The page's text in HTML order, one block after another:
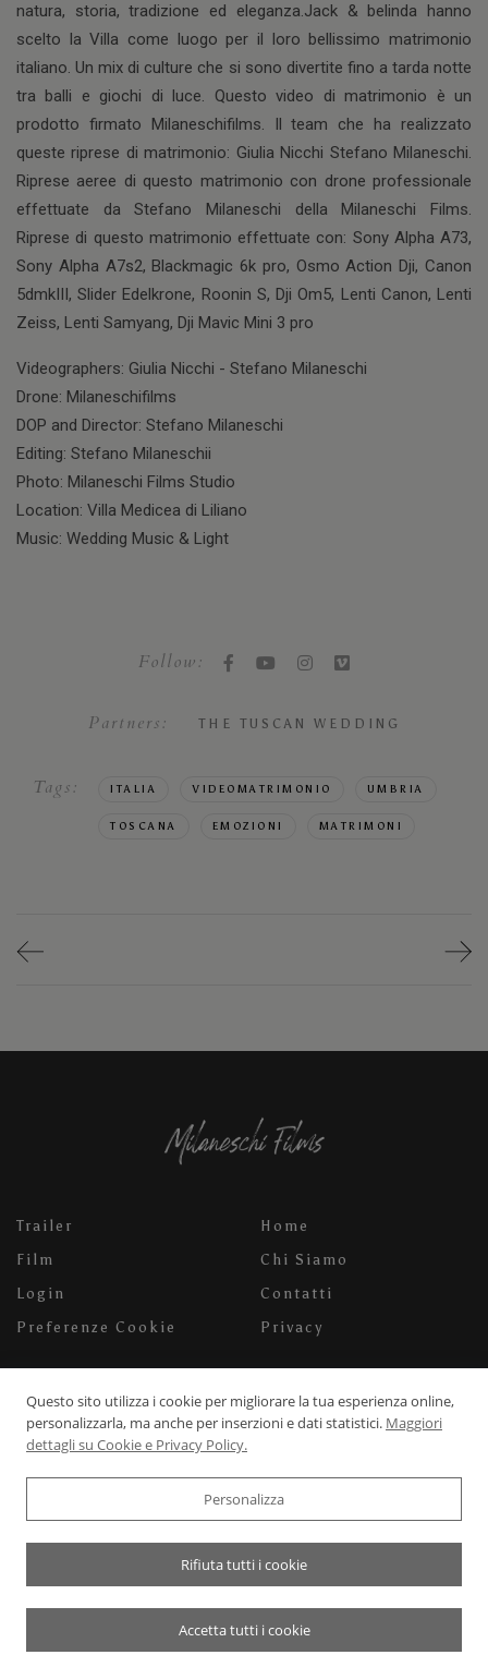
natura, storia, tradizione ed eleganza.Jack & belinda hanno
scelto la Villa come luogo per il loro bellissimo matrimonio
italiano. Un mix di culture che si sono divertite fino a tarda notte
tra balli e giochi di luce. Questo video di matrimonio è un
prodotto firmato Milaneschifilms. Il team che ha realizzato
queste riprese di matrimonio: Giulia Nicchi Stefano Milaneschi.
Riprese aeree di questo matrimonio con drone professionale
effettuate da Stefano Milaneschi della Milaneschi Films.
Riprese di questo matrimonio effettuate con: Sony Alpha A73,
Sony Alpha A7s2, Blackmagic 6k pro, Osmo Action Dji, Canon
5dmkIII, Slider Edelkrone, Roonin S, Dji Om5, Lenti Canon, Lenti
Zeiss, Lenti Samyang, Dji Mavic Mini 3 pro
Videographers: Giulia Nicchi - Stefano Milaneschi
Drone: Milaneschifilms
DOP and Director: Stefano Milaneschi
Editing: Stefano Milaneschii
Photo: Milaneschi Films Studio
Location: Villa Medicea di Liliano
Music: Wedding Music & Light
Follow:
Partners: THE TUSCAN WEDDING
Tags: ITALIA VIDEOMATRIMONIO UMBRIA
TOSCANA EMOZIONI MATRIMONI
Trailer
Film
Login
Preferenze Cookie
Home
Chi Siamo
Contatti
Privacy
Via Carlo Pisacane, 49/a
52100 Arezzo
© 2022-2026 Milaneschi Films Cinema - P.Iva: 04464170234
Powered byWebDesignProduction
Questo sito utilizza i cookie per migliorare la tua esperienza online,
personalizzarla, ma anche per inserzioni e dati statistici. Maggiori
dettagli su Cookie e Privacy Policy.
Personalizza
Rifiuta tutti i cookie
Accetta tutti i cookie